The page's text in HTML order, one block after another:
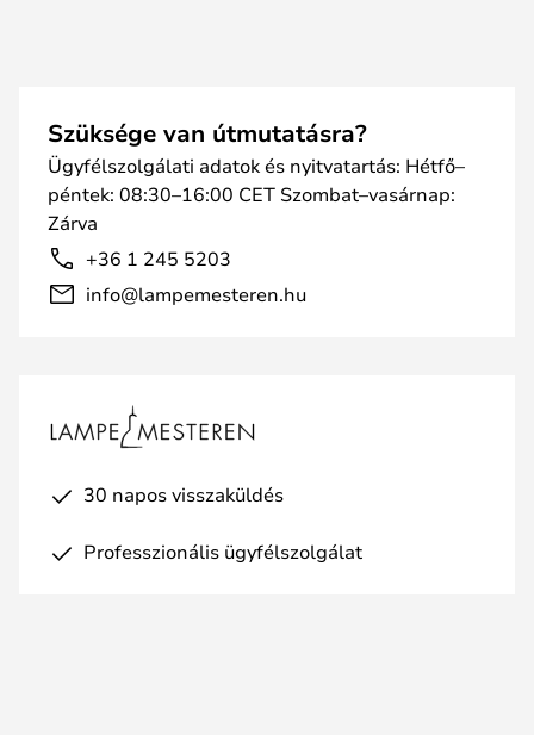
Szüksége van útmutatásra?
Ügyfélszolgálati adatok és nyitvatartás: Hétfő–
péntek: 08:30–16:00 CET Szombat–vasárnap:
Zárva
+36 1 245 5203
info@lampemesteren.hu
30 napos visszaküldés
Professzionális ügyfélszolgálat